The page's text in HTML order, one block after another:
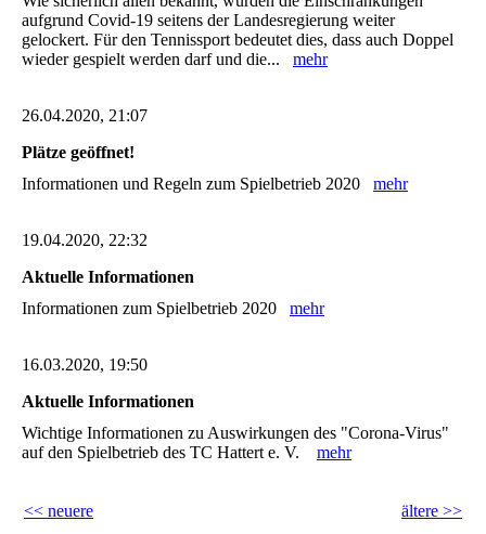
aufgrund Covid-19 seitens der Landesregierung weiter
gelockert. Für den Tennissport bedeutet dies, dass auch Doppel
wieder gespielt werden darf und die... mehr
26.04.2020, 21:07
Plätze geöffnet!
Informationen und Regeln zum Spielbetrieb 2020 mehr
19.04.2020, 22:32
Aktuelle Informationen
Informationen zum Spielbetrieb 2020 mehr
16.03.2020, 19:50
Aktuelle Informationen
Wichtige Informationen zu Auswirkungen des "Corona-Virus"
auf den Spielbetrieb des TC Hattert e. V. mehr
<< neuere ältere >>